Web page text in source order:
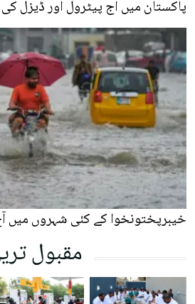
پاکستان میں آج پیٹرول اور ڈیزل
خیبرپختونخوا کے کئی شہروں میں
مقبول